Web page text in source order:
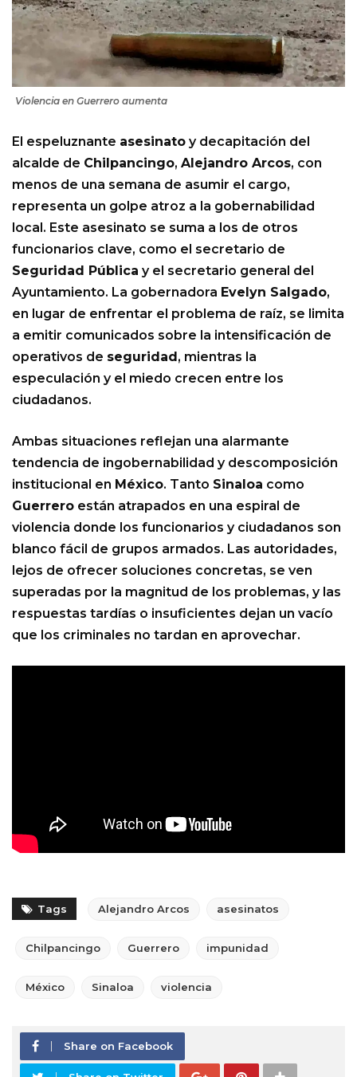
Violencia en Guerrero aumenta
El espeluznante asesinato y decapitación del
alcalde de Chilpancingo, Alejandro Arcos, con
menos de una semana de asumir el cargo,
representa un golpe atroz a la gobernabilidad
local. Este asesinato se suma a los de otros
funcionarios clave, como el secretario de
Seguridad Pública y el secretario general del
Ayuntamiento. La gobernadora Evelyn Salgado,
en lugar de enfrentar el problema de raíz, se limita
a emitir comunicados sobre la intensificación de
operativos de seguridad , mientras la
especulación y el miedo crecen entre los
ciudadanos.
Ambas situaciones reflejan una alarmante
tendencia de ingobernabilidad y descomposición
institucional en México. Tanto Sinaloa como
Guerrero están atrapados en una espiral de
violencia donde los funcionarios y ciudadanos son
blanco fácil de grupos armados. Las autoridades,
lejos de ofrecer soluciones concretas, se ven
superadas por la magnitud de los problemas, y las
respuestas tardías o insuficientes dejan un vacío
que los criminales no tardan en aprovechar.
Tags Alejandro Arcos asesinatos
Chilpancingo Guerrero impunidad
México Sinaloa violencia
Share on Facebook